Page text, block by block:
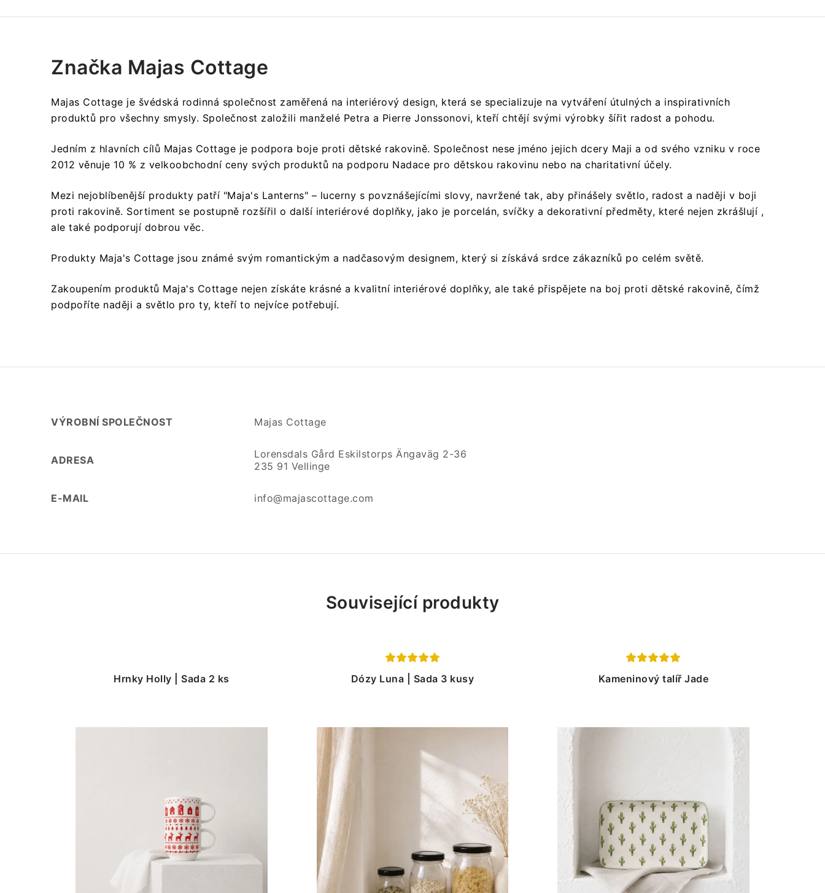
Značka Majas Cottage
Majas Cottage je švédská rodinná společnost zaměřená na interiérový design, která se specializuje na vytváření útulných a inspirativních
produktů pro všechny smysly. Společnost založili manželé Petra a Pierre Jonssonovi, kteří chtějí svými výrobky šířit radost a pohodu.
Jedním z hlavních cílů Majas Cottage je podpora boje proti dětské rakovině. Společnost nese jméno jejich dcery Maji a od svého vzniku v roce
2012 věnuje 10 % z velkoobchodní ceny svých produktů na podporu Nadace pro dětskou rakovinu nebo na charitativní účely.
Mezi nejoblíbenější produkty patří "Maja's Lanterns" – lucerny s povznášejícími slovy, navržené tak, aby přinášely světlo, radost a naději v boji
proti rakovině. Sortiment se postupně rozšířil o další interiérové doplňky, jako je porcelán, svíčky a dekorativní předměty, které nejen zkrášlují ,
ale také podporují dobrou věc.
Produkty Maja's Cottage jsou známé svým romantickým a nadčasovým designem, který si získává srdce zákazníků po celém světě.
Zakoupením produktů Maja's Cottage nejen získáte krásné a kvalitní interiérové doplňky, ale také přispějete na boj proti dětské rakovině, čímž
podpoříte naději a světlo pro ty, kteří to nejvíce potřebují.
VÝROBNÍ SPOLEČNOST Majas Cottage
ADRESA
Lorensdals Gård Eskilstorps Ängaväg 2-36
235 91 Vellinge
E-MAIL info@majascottage.com
Související produkty
Hrnky Holly | Sada 2 ks Dózy Luna | Sada 3 kusy Kameninový talíř Jade